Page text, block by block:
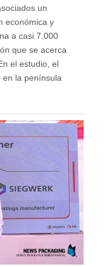
un
económica y
a casi 7.000
que se acerca
el estudio, el
en la península